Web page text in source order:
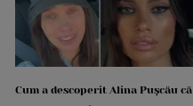
Cum a descoperit Alina Pușcău că